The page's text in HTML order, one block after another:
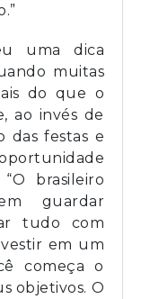
uma dica
muitas
do que o
ao invés de
das festas e
brasileiro
guardar
tudo com
em um
começa o
objetivos. O